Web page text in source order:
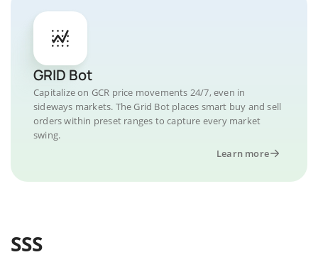
GRID Bot
Capitalize on GCR price movements 24/7, even in
sideways markets. The Grid Bot places smart buy and sell
orders within preset ranges to capture every market
swing.
Learn more
SSS